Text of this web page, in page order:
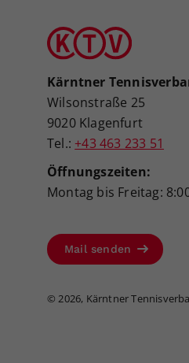
Kärntner
Wilsonstraße 25
9020 Klagenfurt
Tel.: +43 463 233 51
Öffnungszeiten:
Montag bis Freitag:
Mail senden
© 2026, Kärntner